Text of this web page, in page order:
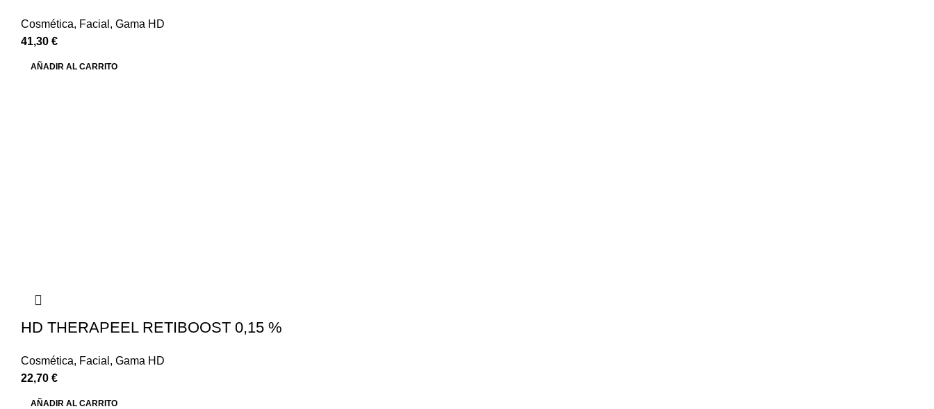
Cosmética, Facial , Gama HD
41,30 €
AÑADIR AL CARRITO
HD THERAPEEL RETIBOOST 0,15 %
Cosmética, Facial , Gama HD
22,70 €
AÑADIR AL CARRITO